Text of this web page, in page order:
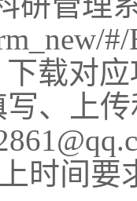
载对
写、上
时间要